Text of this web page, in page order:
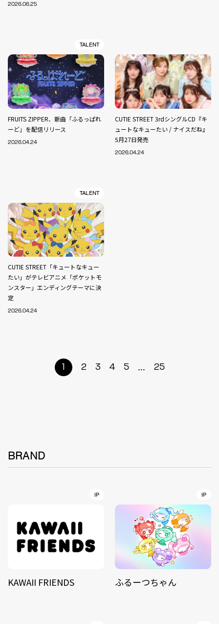
2026.06.25
TALENT
FRUITS ZIPPER、新曲「ふるっぱれ
ーど」を配信リリース
2026.04.24
CUTIE STREET 3rdシングルCD『キ
ュートなキューたい / ナイスだね』
5月27日発売
2026.04.24
TALENT
CUTIE STREET「キュートなキュー
たい」がテレビアニメ「ポケットモ
ンスター」エンディングテーマに決
定
2026.04.24
1 2 3 4 5 ... 25
BRAND
IP
KAWAII FRIENDS
IP
ふるーつちゃん